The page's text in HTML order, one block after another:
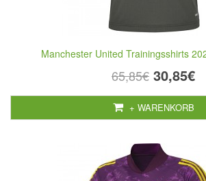
Manchester United Trainingsshirts
65,85€ 30,85€
+ WARENKORB